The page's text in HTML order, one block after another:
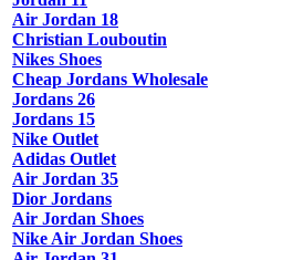
Air Jordan 18
Christian Louboutin
Nikes Shoes
Cheap Jordans Wholesale
Jordans 26
Jordans 15
Nike Outlet
Adidas Outlet
Air Jordan 35
Dior Jordans
Air Jordan Shoes
Nike Air Jordan Shoes